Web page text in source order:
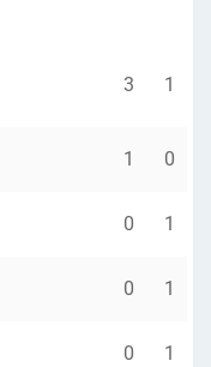
3 1
1 0
0 1
0 1
0 1